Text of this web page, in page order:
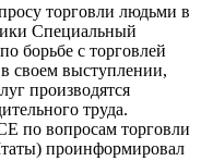
торговли людьми в
Специальный
борьбе с торговлей
своем выступлении,
производятся
труда.
по вопросам торговли
проинформировал